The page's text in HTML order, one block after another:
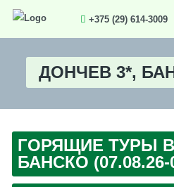
+375 (29) 614-3009
ДОНЧЕВ 3*,
ГОРЯЩИЕ ТУРЫ
БАНСКО (07.08.26-